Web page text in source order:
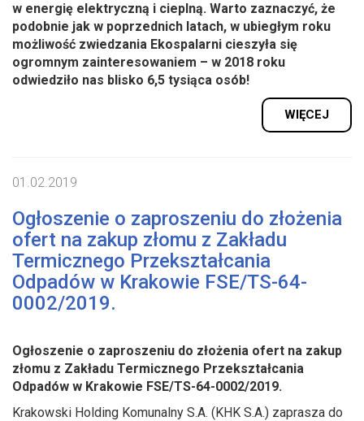
w energię elektryczną i cieplną. Warto zaznaczyć, że
podobnie jak w poprzednich latach, w ubiegłym roku
możliwość zwiedzania Ekospalarni cieszyła się
ogromnym zainteresowaniem – w 2018 roku
odwiedziło nas blisko 6,5 tysiąca osób!
WIĘCEJ
01.02.2019
Ogłoszenie o zaproszeniu do złożenia
ofert na zakup złomu z Zakładu
Termicznego Przekształcania
Odpadów w Krakowie FSE/TS-64-
0002/2019.
Ogłoszenie o zaproszeniu do złożenia ofert na zakup
złomu z Zakładu Termicznego Przekształcania
Odpadów w Krakowie FSE/TS-64-0002/2019.
Krakowski Holding Komunalny S.A. (KHK S.A.) zaprasza do